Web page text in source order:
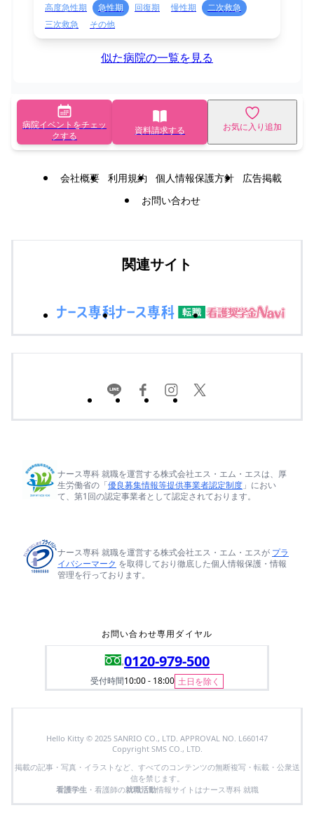
高度急性期 急性期 回復期 慢性期
二次救急
三次救急
その他
似た病院の一覧を見る
病院イベントをチェッ
クする
資料請求する お気に入り追加
会社概要 利用規約 個人情報保護方針
広告掲載
お問い合わせ
関連サイト
ナース専科 就職を運営する株式会社エス・エム・エスは、厚
生労働省の「優良募集情報等提供事業者認定制度 」におい
て、第1回の認定事業者として認定されております。
ナース専科 就職を運営する株式会社エス・エム・エスが プラ
イバシーマーク を取得しており徹底した個人情報保護・情報
管理を行っております。
お問い合わせ専用ダイヤル
0120-979-500
受付時間10:00 - 18:00 土日を除く
Hello Kitty © 2025 SANRIO CO., LTD. APPROVAL NO. L660147
Copyright SMS CO., LTD.
掲載の記事・写真・イラストなど、すべてのコンテンツの無断複写・転載・公衆送
信を禁じます。
看護学生 ・看護師の就職活動情報サイトはナース専科 就職